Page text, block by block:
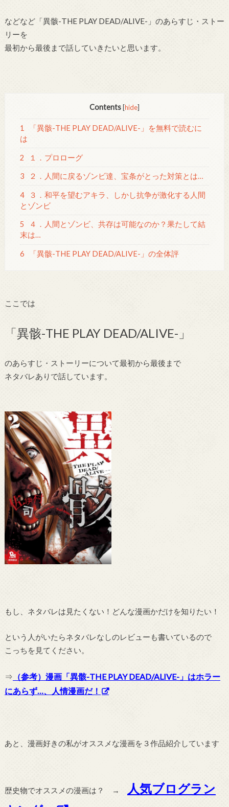
などなど「異骸-THE PLAY DEAD/ALIVE-」のあらすじ・ストー
リーを
最初から最後まで話していきたいと思います。
Contents[hide]
1
「異骸-THE PLAY DEAD/ALIVE-」を無料で読むに
は
2 １．プロローグ
3 ２．人間に戻るゾンビ達、宝条がとった対策とは…
4
３．和平を望むアキラ、しかし抗争が激化する人間
とゾンビ
5
４．人間とゾンビ、共存は可能なのか？果たして結
末は…
6 「異骸-THE PLAY DEAD/ALIVE-」の全体評
ここでは
「異骸-THE PLAY DEAD/ALIVE-」
のあらすじ・ストーリーについて最初から最後まで
ネタバレありで話しています。
もし、ネタバレは見たくない！どんな漫画かだけを知りたい！
という人がいたらネタバレなしのレビューも書いているので
こっちを見てください。
⇒ （参考）漫画「異骸-THE PLAY DEAD/ALIVE-」はホラー
にあらず…、人情漫画だ！
あと、漫画好きの私がオススメな漫画を３作品紹介しています
歴史物でオススメの漫画は？ →
人気ブログラン